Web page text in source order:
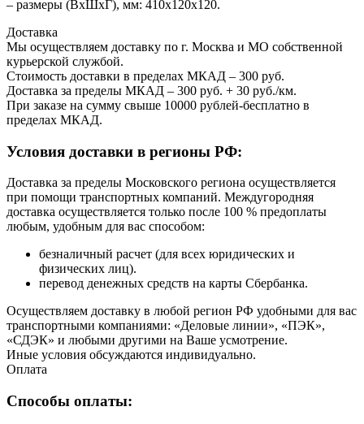
– размеры (ВхШхГ), мм: 410х120х120.
Доставка
Мы осуществляем доставку по г. Москва и МО собственной
курьерской службой.
Стоимость доставки в пределах МКАД – 300 руб.
Доставка за пределы МКАД – 300 руб. + 30 руб./км.
При заказе на сумму свыше 10000 рублей-бесплатно в
пределах МКАД.
Условия доставки в регионы РФ:
Доставка за пределы Московского региона осуществляется
при помощи транспортных компаний. Междугородняя
доставка осуществляется только после 100 % предоплаты
любым, удобным для вас способом:
безналичный расчет (для всех юридических и
физических лиц).
перевод денежных средств на карты Сбербанка.
Осуществляем доставку в любой регион РФ удобными для вас
транспортными компаниями: «Деловые линии», «ПЭК»,
«СДЭК» и любыми другими на Ваше усмотрение.
Иные условия обсуждаются индивидуально.
Оплата
Способы оплаты: